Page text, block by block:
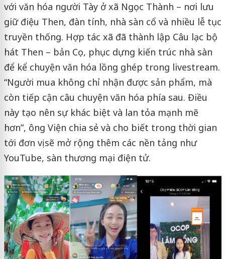
với văn hóa người Tày ở xã Ngọc Thành – nơi lưu
giữ điệu Then, đàn tính, nhà sàn cổ và nhiều lễ tục
truyền thống. Hợp tác xã đã thành lập Câu lạc bộ
hát Then – bản Cọ, phục dựng kiến trúc nhà sàn
để kể chuyện văn hóa lồng ghép trong livestream.
“Người mua không chỉ nhận được sản phẩm, mà
còn tiếp cận câu chuyện văn hóa phía sau. Điều
này tạo nên sự khác biệt và lan tỏa mạnh mẽ
hơn”, ông Viện chia sẻ và cho biết trong thời gian
tới đơn vị sẽ mở rộng thêm các nền tảng như
YouTube, sàn thương mại điện tử.